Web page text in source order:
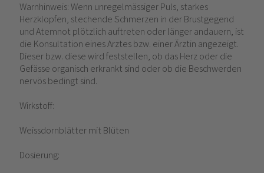
Warnhinweis: Wenn unregelmässiger Puls, starkes
Herzklopfen, stechende Schmerzen in der Brustgegend
und Atemnot plötzlich auftreten oder länger andauern, ist
die Konsultation eines Arztes bzw. einer Ärztin angezeigt.
Dieser bzw. diese wird feststellen, ob das Herz oder die
Gefässe organisch erkrankt sind oder ob die Beschwerden
nervös bedingt sind.
Wirkstoff:
Weissdornblätter mit Blüten
Dosierung: